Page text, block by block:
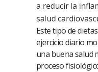
a reducir la
salud
Este tipo de
ejercicio diario
una buena salud
proceso